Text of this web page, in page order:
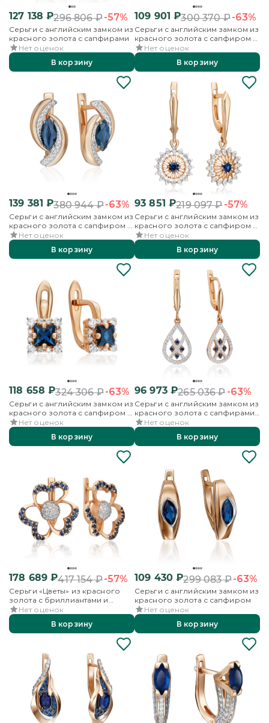
127 138 ₽296 806₽-57%
Серьги с английским замком из
красного золота с сапфирами
Нет оценок
В корзину
109 901 ₽300 370₽-63%
Серьги с английским замком из
красного золота с сапфиром и
бриллиантами
Нет оценок
В корзину
139 381 ₽380 944₽-63%
Серьги с английским замком из
красного золота с сапфиром и
бриллиантами
Нет оценок
В корзину
93 851 ₽219 097₽-57%
Серьги с английским замком из
красного золота с сапфиром и
бриллиантами
Нет оценок
В корзину
118 658 ₽324 306₽-63%
Серьги с английским замком из
красного золота с сапфиром и
бриллиантами
Нет оценок
В корзину
96 973₽265 036₽-63%
Серьги с английским замком из
красного золота с сапфирами
и бриллиантами
Нет оценок
В корзину
178 689 ₽417 154₽-57%
Серьги «Цветы» из красного
золота с бриллиантами и
сапфирами
Нет оценок
В корзину
109 430 ₽299 083₽-63%
Серьги с английским замком из
красного золота с сапфиром
Нет оценок
В корзину